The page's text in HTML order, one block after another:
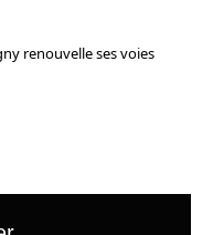
renouvelle ses voies